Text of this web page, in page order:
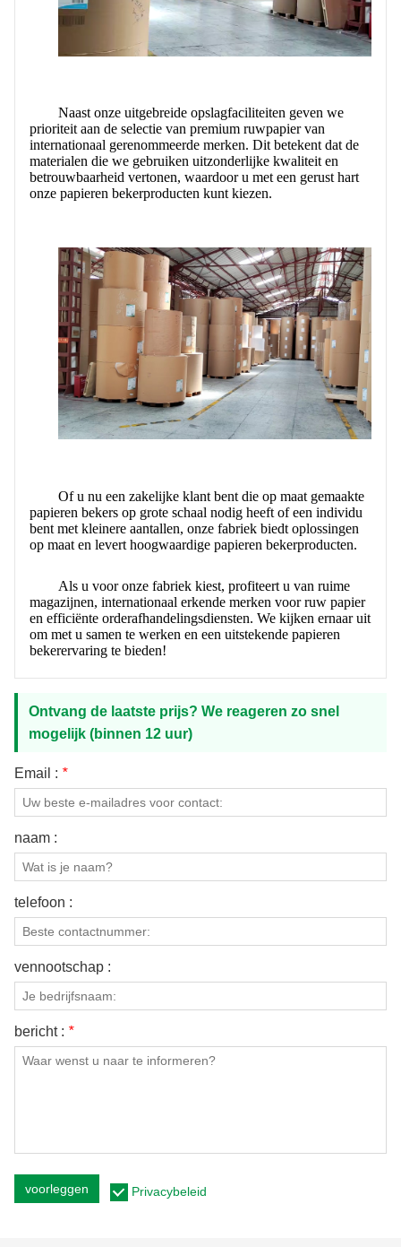
Naast onze uitgebreide opslagfaciliteiten geven we
prioriteit aan de selectie van premium ruwpapier van
internationaal gerenommeerde merken. Dit betekent dat de
materialen die we gebruiken uitzonderlijke kwaliteit en
betrouwbaarheid vertonen, waardoor u met een gerust hart
onze papieren bekerproducten kunt kiezen.
Of u nu een zakelijke klant bent die op maat gemaakte
papieren bekers op grote schaal nodig heeft of een individu
bent met kleinere aantallen, onze fabriek biedt oplossingen
op maat en levert hoogwaardige papieren bekerproducten.
Als u voor onze fabriek kiest, profiteert u van ruime
magazijnen, internationaal erkende merken voor ruw papier
en efficiënte orderafhandelingsdiensten. We kijken ernaar uit
om met u samen te werken en een uitstekende papieren
bekerervaring te bieden!
Ontvang de laatste prijs? We reageren zo snel
mogelijk (binnen 12 uur)
Email : *
naam :
telefoon :
vennootschap :
bericht : *
voorleggen Privacybeleid